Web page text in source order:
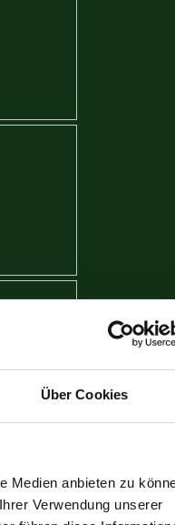
Über Cookies
Medien anbieten zu
Verwendung unserer